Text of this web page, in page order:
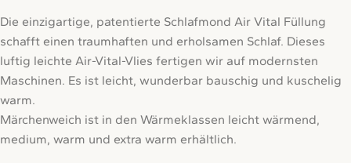
Die einzigartige, patentierte Schlafmond Air Vital Füllung
schafft einen traumhaften und erholsamen Schlaf. Dieses
luftig leichte Air-Vital-Vlies fertigen wir auf modernsten
Maschinen. Es ist leicht, wunderbar bauschig und kuschelig
warm.
Märchenweich ist in den Wärmeklassen leicht wärmend,
medium, warm und extra warm erhältlich.